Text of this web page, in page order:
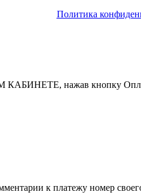
Политика
кнопку Оплатить
к платежу номер